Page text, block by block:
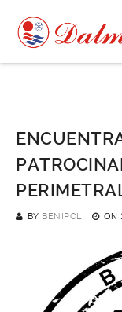
BY BENIPOL ON